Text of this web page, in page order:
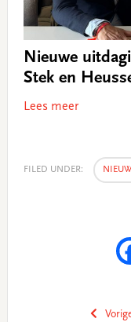
Nieuwe
Stek en
Lees meer
FILED UNDER: